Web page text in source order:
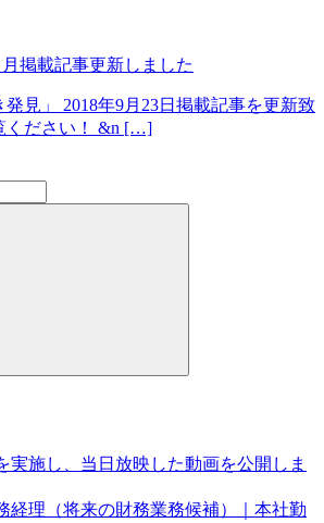
掲載記事更新しました
見」 2018年9月23日掲載記事を更新致
ください！ &n […]
実施し、当日放映した動画を公開しま
経理（将来の財務業務候補）｜本社勤